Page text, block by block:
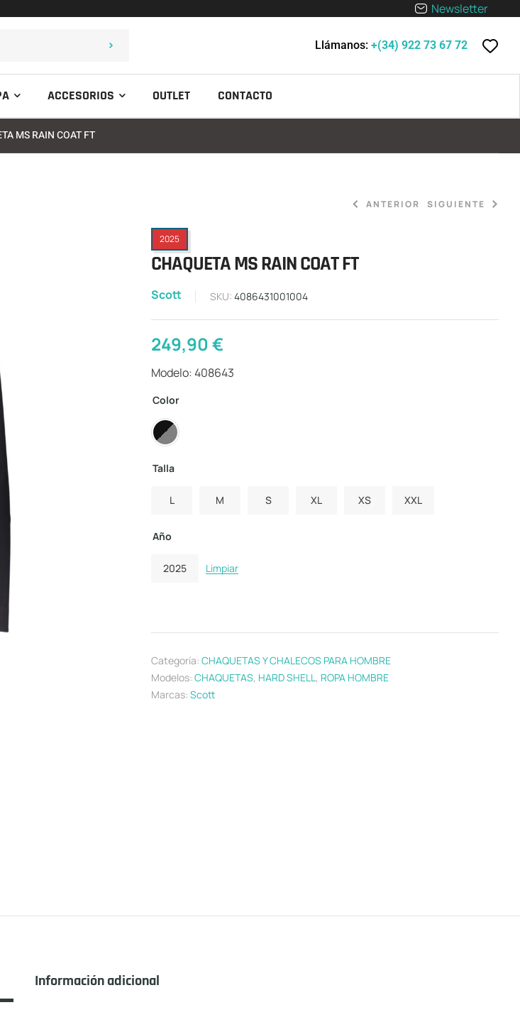
Newsletter
Llámanos: +(34) 922 73 67 72
ACCESORIOS OUTLET CONTACTO
MS RAIN COAT FT
ANTERIOR SIGUIENTE
2025
CHAQUETA MS RAIN COAT FT
Scott SKU: 4086431001004
249,90€
Modelo: 408643
Color
Talla
L M S XL XS XXL
Año
2025 Limpiar
Categoría: CHAQUETAS Y CHALECOS PARA HOMBRE
Modelos: CHAQUETAS, HARD SHELL, ROPA HOMBRE
Marcas: Scott
Información adicional